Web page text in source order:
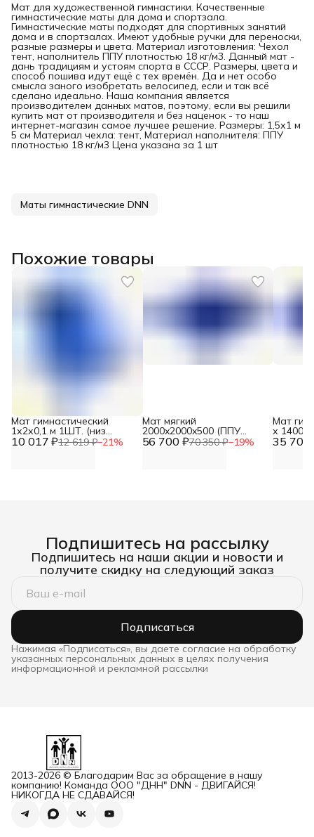
Мат для художественной гимнастики. Качественные
гимнастические маты для дома и спортзала.
Гимнастические маты подходят для спортивных занятий
дома и в спортзалах. Имеют удобные ручки для переноски,
разные размеры и цвета. Материал изготовления: Чехол
тент, наполнитель ППУ плотностью 18 кг/м3. Данный мат -
дань традициям и устоям спорта в СССР. Размеры, цвета и
способ пошива идут ещё с тех времён. Да и нет особо
смысла заного изобретать велосипед, если и так всё
сделано идеально. Наша компания является
производителем данных матов, поэтому, если вы решили
купить мат от производителя и без наценок - то наш
интернет-магазин самое лучшее решение. Размеры: 1,5х1 м
5 см Материал чехла: тент, Материал наполнителя: ППУ
плотностью 18 кг/м3 Цена указана за 1 шт
Маты гимнастические DNN
Похожие товары
10 017 ₽12 619 ₽−21%
Мат гимнастический
1х2х0,1 м 1ШТ. (низ
антислип, ППУ 56 700 ₽70 350 ₽−19%
Мат мягкий
2000x2000x500 (ППУ
плотностью 25 кг/м3) DNN 35 700
Мат
х 1400
Подпишитесь на рассылку
Подпишитесь на наши акции и новости и
получите скидку на следующий заказ
Подписаться
Нажимая «Подписаться», вы даете согласие на обработку
указанных персональных данных в целях получения
информационной и рекламной рассылки
2013-2026 © Благодарим Вас за обращение в нашу
компанию! Команда ООО "ДНН" DNN - ДВИГАЙСЯ!
НИКОГДА НЕ СДАВАЙСЯ!